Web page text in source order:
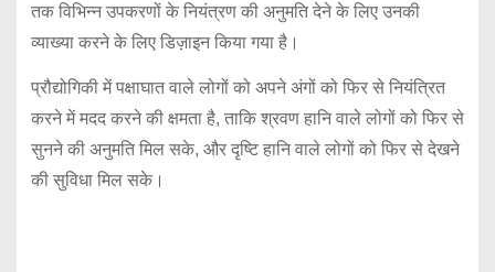
तक विभिन्न उपकरणों के नियंत्रण की अनुमति देने के लिए उनकी
व्याख्या करने के लिए डिज़ाइन किया गया है।
प्रौद्योगिकी में पक्षाघात वाले लोगों को अपने अंगों को फिर से नियंत्रित
करने में मदद करने की क्षमता है, ताकि श्रवण हानि वाले लोगों को फिर से
सुनने की अनुमति मिल सके, और दृष्टि हानि वाले लोगों को फिर से देखने
की सुविधा मिल सके।